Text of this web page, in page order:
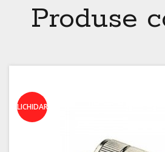
Produse
LICHIDARE!